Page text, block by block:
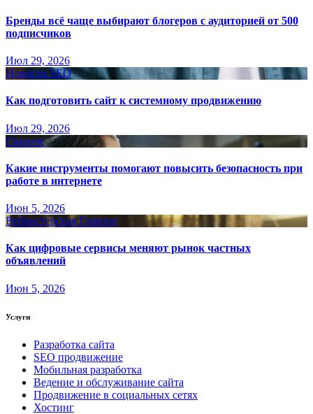
Бренды всё чаще выбирают блогеров с аудиторией от 500
подписчиков
Июл 29, 2026
Новости SEO
Как подготовить сайт к системному продвижению
Июл 29, 2026
Главное
Какие инструменты помогают повысить безопасность при
работе в интернете
Июн 5, 2026
Вебмастерская Главное
Как цифровые сервисы меняют рынок частных
объявлений
Июн 5, 2026
Услуги
Разработка сайта
SEO продвижение
Мобильная разработка
Ведение и обслуживание сайта
Продвижение в социальных сетях
Хостинг